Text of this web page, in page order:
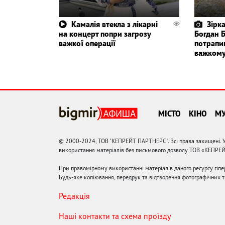
Камалія втекла з лікарні
на концерт попри загрозу
важкої операції
Богдан
важкому
МІСТО КІНО
© 2000-2024, ТОВ "КЕПРЕЙТ ПАРТНЕРС". Всі права захищені.
використання матеріалів без письмового дозволу ТОВ
При правомірному використанні матеріалів даного ресурсу
Будь-яке копіювання, передрук та відтворення фотографічних
Редакція
Наші контакти та схема проїзду